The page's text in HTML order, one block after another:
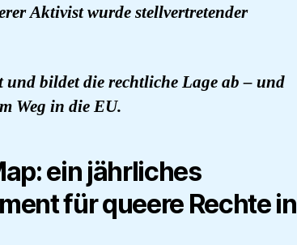
Aktivist wurde stellvertretender
und bildet die rechtliche Lage ab – und
Weg in die EU.
ein jährliches
für queere Rechte in